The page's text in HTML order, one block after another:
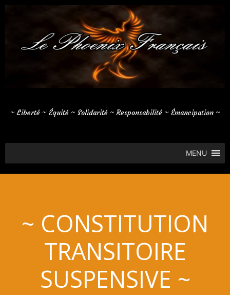
Aller
~ Liberté ~ Équité ~ Solidarité ~ Responsabilité ~ Émancipation ~
MENU
~ CONSTITUTION
TRANSITOIRE
SUSPENSIVE ~